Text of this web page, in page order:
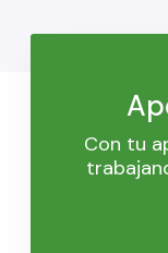
Con tu